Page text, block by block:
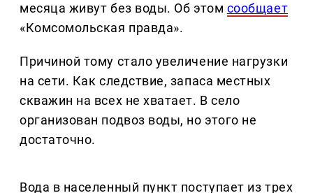
месяца живут без воды. Об этом сообщает
«Комсомольская правда».
Причиной тому стало увеличение нагрузки
на сети. Как следствие, запаса местных
скважин на всех не хватает. В село
организован подвоз воды, но этого не
достаточно.
Вода в населенный пункт поступает из трех